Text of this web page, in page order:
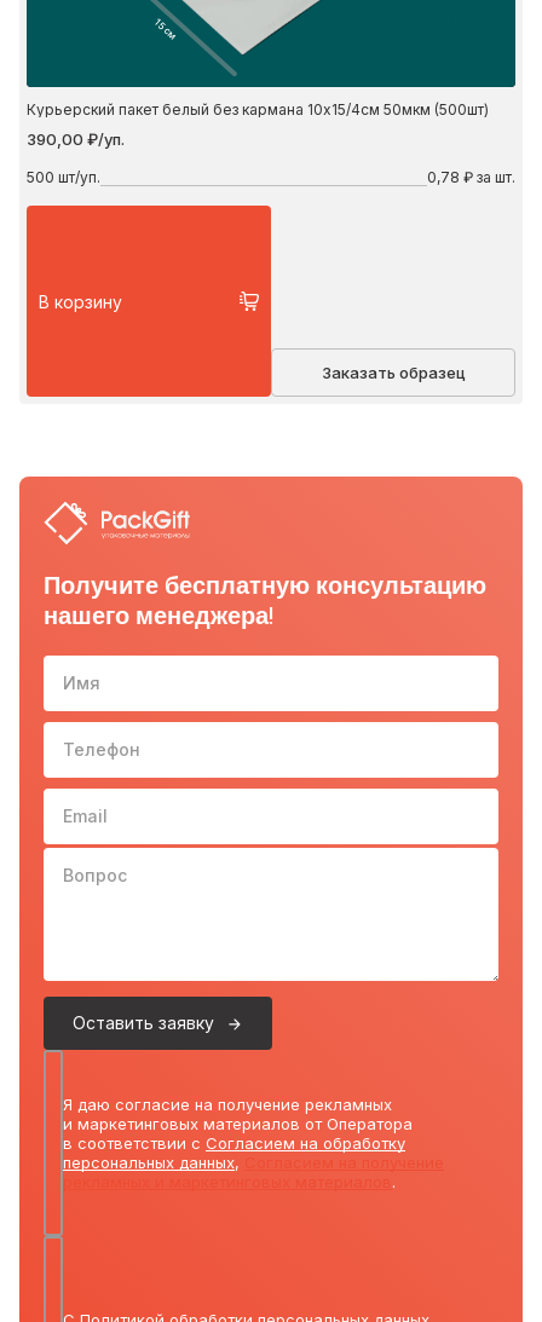
15 см
Курьерский пакет белый без кармана 10х15/4см 50мкм (500шт)
390,00 ₽/уп.
500 шт/уп. 0,78 ₽ за шт.
В корзину
Заказать образец
Получите бесплатную консультацию
нашего менеджера!
Имя
Телефон 10-
Email
Вопрос
Оставить заявку
Я даю согласие на получение рекламных
и маркетинговых материалов от Оператора
в соответствии с Согласием на обработку
персональных данных,
.